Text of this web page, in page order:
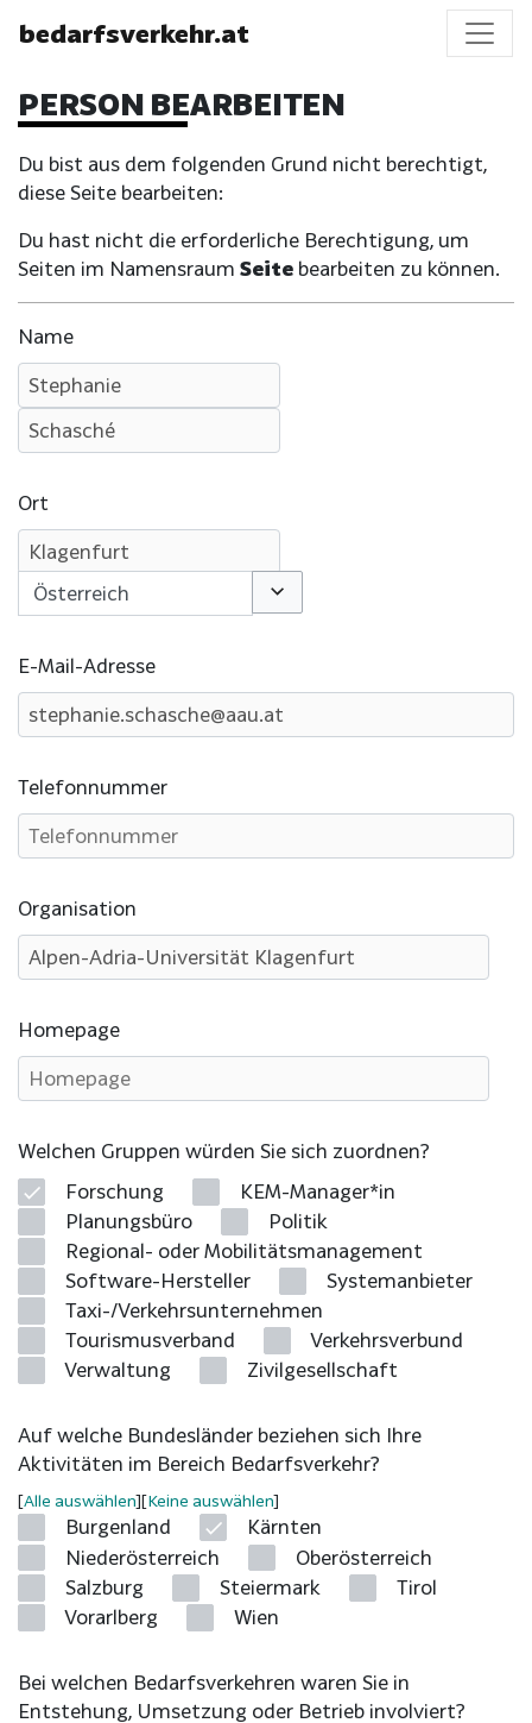
bedarfsverkehr.at
PERSON BEARBEITEN
Du bist aus dem folgenden Grund nicht berechtigt,
diese Seite bearbeiten:
Du hast nicht die erforderliche Berechtigung, um
Seiten im Namensraum Seite bearbeiten zu können.
Name
Ort
Optionen umschalten
E-Mail-Adresse
Telefonnummer
Organisation
Homepage
Welchen Gruppen würden Sie sich zuordnen?
Forschung
KEM-Manager*in
Planungsbüro
Politik
Regional- oder Mobilitätsmanagement
Software-Hersteller
Systemanbieter
Taxi-/Verkehrsunternehmen
Tourismusverband
Verkehrsverbund
Verwaltung
Zivilgesellschaft
Auf welche Bundesländer beziehen sich Ihre
Aktivitäten im Bereich Bedarfsverkehr?
Alle auswählen Keine auswählen
Burgenland
Kärnten
Niederösterreich
Oberösterreich
Salzburg
Steiermark
Tirol
Vorarlberg
Wien
Bei welchen Bedarfsverkehren waren Sie in
Entstehung, Umsetzung oder Betrieb involviert?